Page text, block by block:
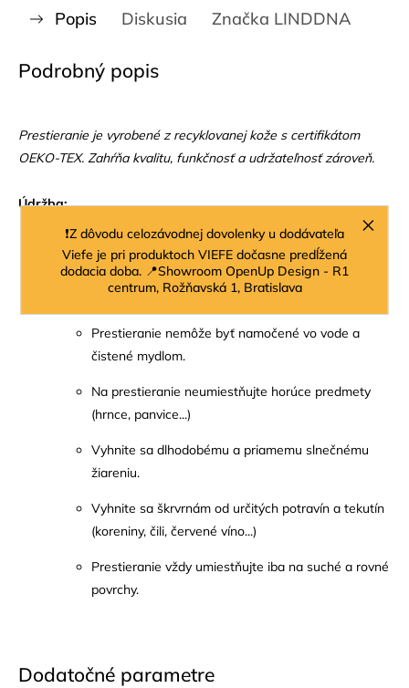
❗Z dôvodu celozávodnej dovolenky u dodávateľa
Viefe je pri produktoch VIEFE dočasne predĺžená
dodacia doba. 📍Showroom OpenUp Design - R1
centrum, Rožňavská 1, Bratislava
Popis Diskusia Značka LINDDNA
Podrobný popis
Prestieranie je vyrobené z recyklovanej kože s certifikátom
OEKO-TEX. Zahŕňa kvalitu, funkčnosť a udržateľnosť zároveň.
Údržba:
Prestieranie čistite vlhkou handričkou a čistiacim
sprejom LIND DNA Clean & Care.
Nevhodné do umývačky riadu.
Prestieranie nemôže byť namočené vo vode a
čistené mydlom.
Na prestieranie neumiestňujte horúce predmety
(hrnce, panvice...)
Vyhnite sa dlhodobému a priamemu slnečnému
žiareniu.
Vyhnite sa škrvrnám od určitých potravín a tekutín
(koreniny, čili, červené víno...)
Prestieranie vždy umiestňujte iba na suché a rovné
povrchy.
Dodatočné parametre